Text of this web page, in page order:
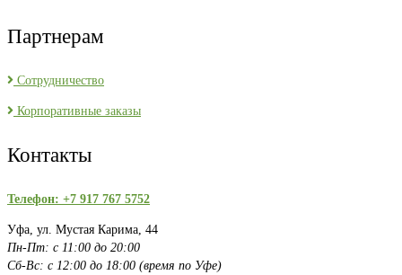
Партнерам
Сотрудничество
Корпоративные заказы
Контакты
Телефон: +7 917 767 5752
Уфа, ул. Мустая Карима, 44
Пн-Пт: с 11:00 до 20:00
Сб-Вс: с 12:00 до 18:00 (время по Уфе)